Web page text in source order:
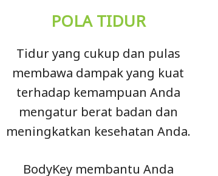
POLA TIDUR
Tidur yang cukup dan pulas
membawa dampak yang kuat
terhadap kemampuan Anda
mengatur berat badan dan
meningkatkan kesehatan Anda.
BodyKey membantu Anda